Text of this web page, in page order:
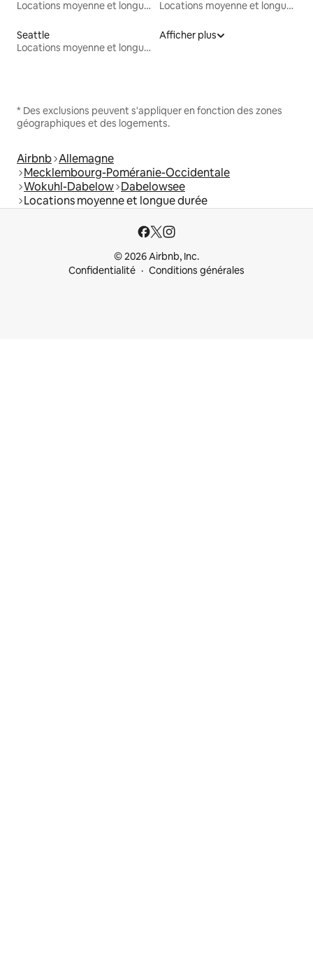
Locations moyenne et longue durée Locations moyenne et longue durée
Seattle
Locations moyenne et longue durée
Afficher plus
* Des exclusions peuvent s'appliquer en fonction des zones
géographiques et des logements.
Airbnb Allemagne
Mecklembourg-Poméranie-Occidentale
Wokuhl-Dabelow Dabelowsee
Locations moyenne et longue durée
© 2026 Airbnb, Inc.
Confidentialité
Conditions générales